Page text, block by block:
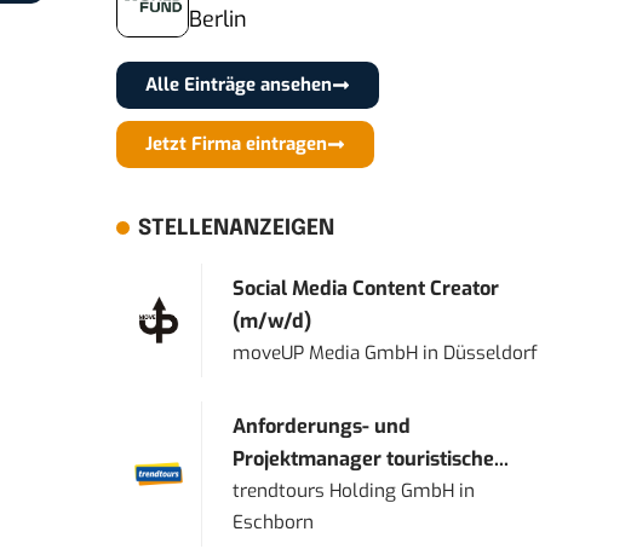
Berlin
Alle Einträge ansehen
Jetzt Firma eintragen
STELLENANZEIGEN
Social Media Content Creator
(m/w/d)
moveUP Media GmbH in Düsseldorf
Anforderungs- und
Projektmanager touristische...
trendtours Holding GmbH in
Eschborn